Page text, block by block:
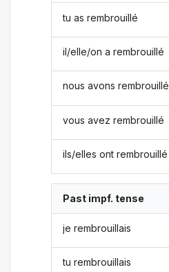
tu as rembrouillé
il/elle/on a rembrouillé
nous avons rembrouillé
vous avez rembrouillé
ils/elles ont rembrouillé
Past impf. tense
je rembrouillais
tu rembrouillais